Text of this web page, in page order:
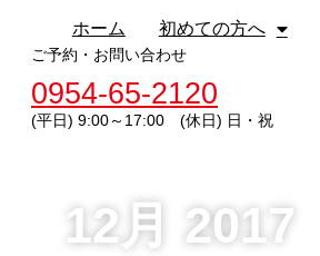
ホーム 初めての方へ
ご予約・お問い合わせ
0954-65-2120
(平日) 9:00～17:00 (休日) 日・祝
12月 2017